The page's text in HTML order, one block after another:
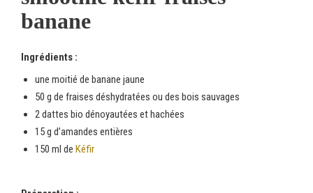
banane
Ingrédients :
une moitié de banane jaune
50 g de fraises déshydratées ou des bois sauvages
2 dattes bio dénoyautées et hachées
15 g d’amandes entières
150 ml deKéfir